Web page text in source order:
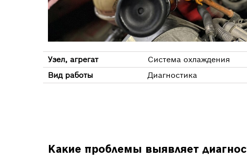
Узел, агрегат
Система охлаждения
Вид работы
Диагностика
Какие проблемы выявляет